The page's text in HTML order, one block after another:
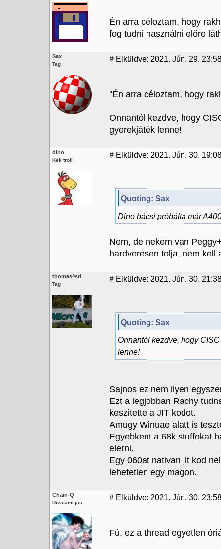
Én arra céloztam, hogy
fog tudni használni előre
Sax
Tag
# Elküldve: 2021. Jún. 29. 23:58
"Én arra céloztam, hogy
Onnantól kezdve, hogy
gyerekjáték lenne!
dino
Kék troll
# Elküldve: 2021. Jún. 30. 19:08
Quoting: Sax
Dino bácsi próbálta már
Nem, de nekem van
hardveresen tolja, nem kell
thomas^sd
Tag
# Elküldve: 2021. Jún. 30. 21:38
Quoting: Sax
Onnantól kezdve, hogy
lenne!
Sajnos ez nem ilyen
Ezt a legjobban Rachy
keszitette a JIT kodot.
Amugy Winuae alatt is
Egyebkent a 68k stuffokat
elerni.
Egy 060at nativan jit kod
lehetetlen egy magon.
Chain-Q
Divatamigás
# Elküldve: 2021. Jún. 30.
Fú, ez a thread egyetlen